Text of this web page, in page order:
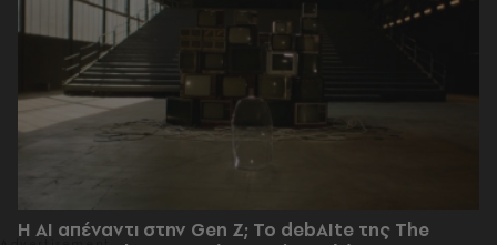
Η AI απέναντι στην Gen Z; Το debAIte της The